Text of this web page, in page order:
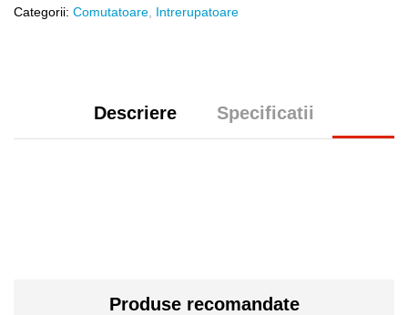
Categorii: Comutatoare Intrerupatoare
Descriere Specificatii
Produse recomandate